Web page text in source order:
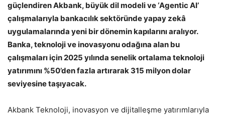
güçlendiren Akbank, büyük dil modeli ve ‘Agentic AI’
çalışmalarıyla bankacılık sektöründe yapay zekâ
uygulamalarında yeni bir dönemin kapılarını aralıyor.
Banka, teknoloji ve inovasyonu odağına alan bu
çalışmaları için 2025 yılında senelik ortalama teknoloji
yatırımını %50’den fazla artırarak 315 milyon dolar
seviyesine taşıyacak.
Akbank Teknoloji, inovasyon ve dijitalleşme yatırımlarıyla